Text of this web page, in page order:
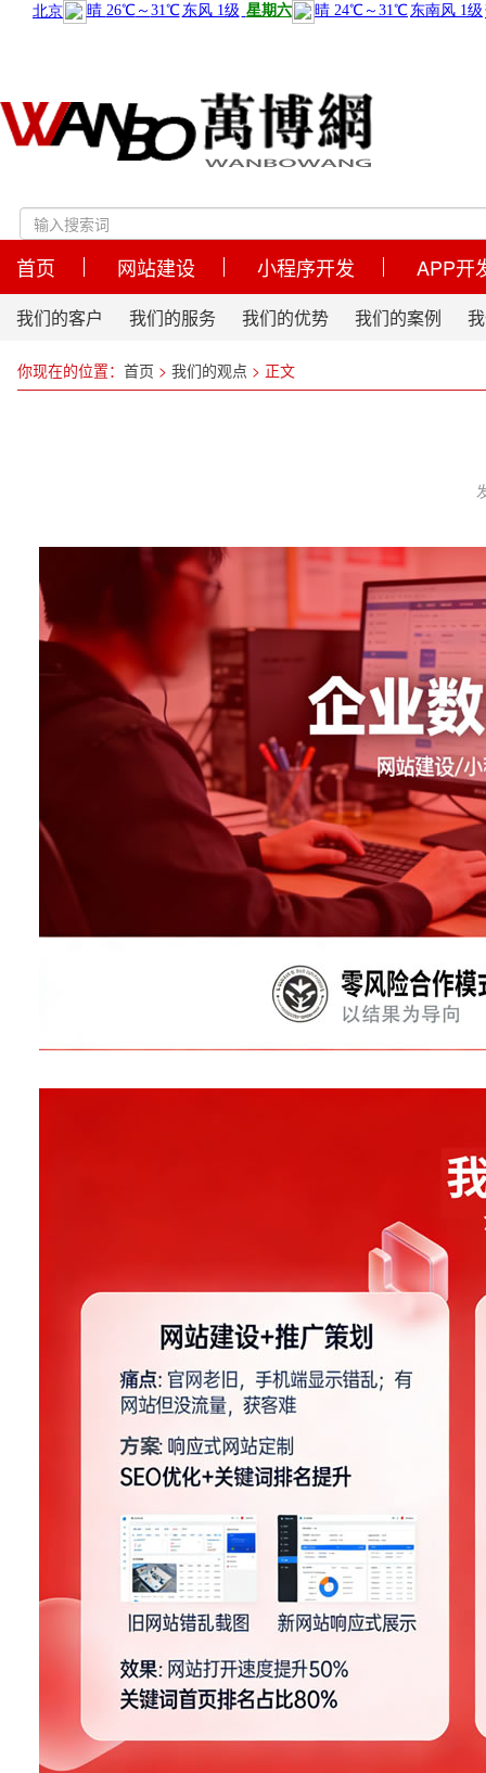
首页 网站建设 小程序开发 APP开
我们的客户 我们的服务 我们的优势 我们的案例
你现在的位置： 首页 > 我们的观点 > 正文